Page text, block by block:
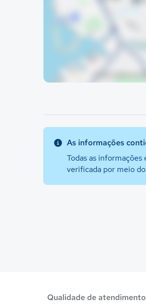
As informações
Todas as
verificada por meio
Qualidade de atendimento